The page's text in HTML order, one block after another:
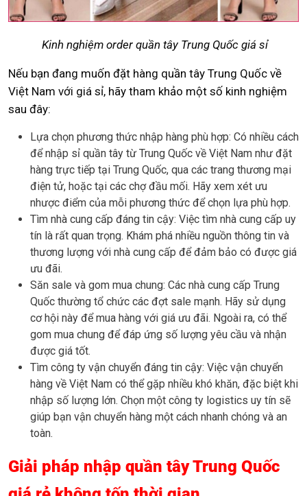
Kinh nghiệm order quần tây Trung Quốc giá sỉ
Nếu bạn đang muốn đặt hàng quần tây Trung Quốc về
Việt Nam với giá sỉ, hãy tham khảo một số kinh nghiệm
sau đây:
Lựa chọn phương thức nhập hàng phù hợp: Có nhiều cách
để nhập sỉ quần tây từ Trung Quốc về Việt Nam như đặt
hàng trực tiếp tại Trung Quốc, qua các trang thương mại
điện tử, hoặc tại các chợ đầu mối. Hãy xem xét ưu
nhược điểm của mỗi phương thức để chọn lựa phù hợp.
Tìm nhà cung cấp đáng tin cậy: Việc tìm nhà cung cấp uy
tín là rất quan trọng. Khám phá nhiều nguồn thông tin và
thương lượng với nhà cung cấp để đảm bảo có được giá
ưu đãi.
Săn sale và gom mua chung: Các nhà cung cấp Trung
Quốc thường tổ chức các đợt sale mạnh. Hãy sử dụng
cơ hội này để mua hàng với giá ưu đãi. Ngoài ra, có thể
gom mua chung để đáp ứng số lượng yêu cầu và nhận
được giá tốt.
Tìm công ty vận chuyển đáng tin cậy: Việc vận chuyển
hàng về Việt Nam có thể gặp nhiều khó khăn, đặc biệt khi
nhập số lượng lớn. Chọn một công ty logistics uy tín sẽ
giúp bạn vận chuyển hàng một cách nhanh chóng và an
toàn.
Giải pháp nhập quần tây Trung Quốc